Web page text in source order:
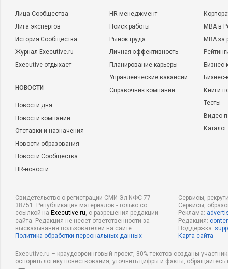
Лица Сообщества
Лига экспертов
История Сообщества
Журнал Executive.ru
Executive отдыхает
НОВОСТИ
Новости дня
Новости компаний
Отставки и назначения
Новости образования
Новости Сообщества
HR-новости
HR-менеджмент
Поиск работы
Рынок труда
Личная эффективность
Планирование карьеры
Управленческие вакансии
Справочник компаний
MBA в
MBA
Бизнес-
Книги
Тесты
Видео
Свидетельство о регистрации СМИ Эл NФС 77-
38751. Републикация материалов - только со
ссылкой на Executive.ru, с разрешения редакции
сайта. Редакция не несет ответственности за
высказывания пользователей на сайте.
Политика обработки персональных данных
Сервисы,
Сервисы,
Реклама:
Редакция:
Поддержка:
Карта сайта
Executive.ru – краудсорсинговый проект, 80% текстов созданы
оспорить логику повествования, уточнить цифры и факты,